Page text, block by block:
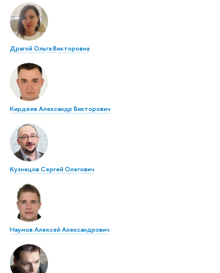
Драгой Ольга Викторовна
Кирдеев Александр Викторович
Кузнецов Сергей Олегович
Наумов Алексей Александрович